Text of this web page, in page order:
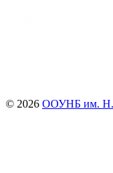
© 2026 ООУНБ им.